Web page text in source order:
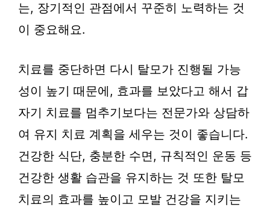
는, 장기적인 관점에서 꾸준히 노력하는 것
이 중요해요.
치료를 중단하면 다시 탈모가 진행될 가능
성이 높기 때문에, 효과를 보았다고 해서 갑
자기 치료를 멈추기보다는 전문가와 상담하
여 유지 치료 계획을 세우는 것이 좋습니다.
건강한 식단, 충분한 수면, 규칙적인 운동 등
건강한 생활 습관을 유지하는 것 또한 탈모
치료의 효과를 높이고 모발 건강을 지키는